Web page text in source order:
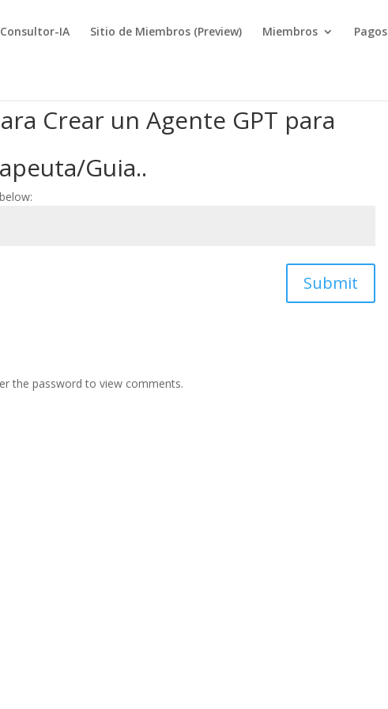
Consultor-IA Sitio de Miembros (Preview) Miembros Pagos
Crear un Agente GPT para
Guia..
Submit
the password to view comments.